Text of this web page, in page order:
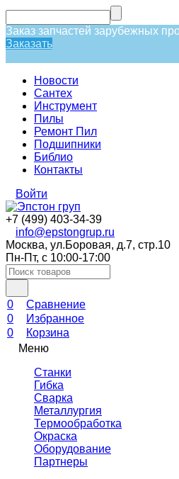
Заказ запчастей зарубежных
Заказать
Новости
Сантех
Инструмент
Пилы
Ремонт Пил
Подшипники
Библио
Контакты
Войти
+7 (499) 403-34-39
info@epstongrup.ru
Москва, ул.Боровая, д.7, стр.10
Пн-Пт, с 10:00-17:00
0
Сравнение
0
Избранное
0
Корзина
Меню
Станки
Гибка
Сварка
Металлургия
Термообработка
Окраска
Оборудование
Партнеры